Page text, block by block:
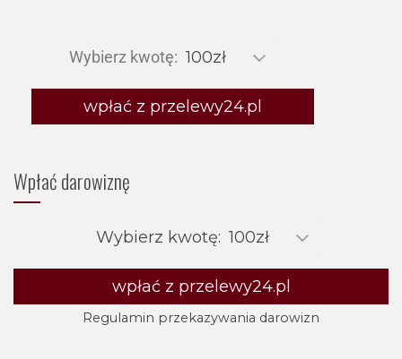
Wybierz kwotę:
wpłać z przelewy24.pl
Wpłać darowiznę
Wybierz kwotę:
wpłać z przelewy24.pl
Regulamin przekazywania darowizn